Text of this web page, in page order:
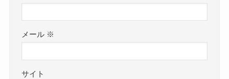
メール ※
サイト